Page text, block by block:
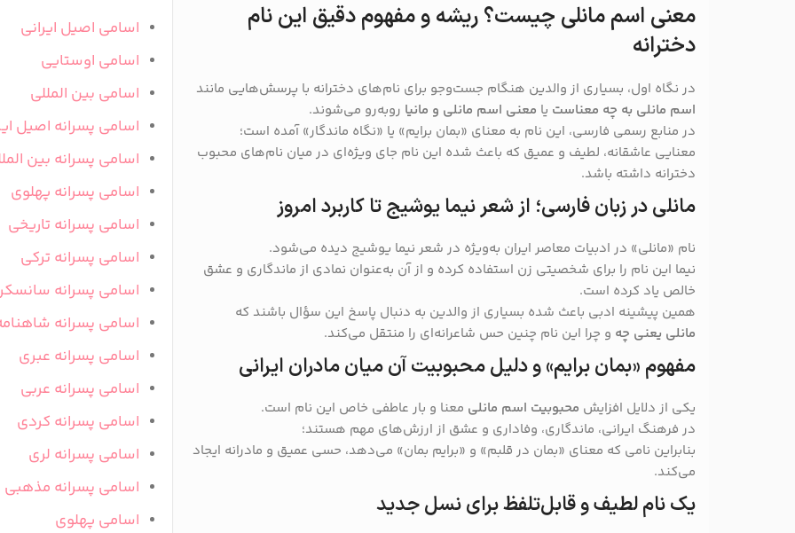
معنی اسم مانلی چیست؟ ریشه و مفهوم دقیق این نام
دخترانه
در نگاه اول، بسیاری از والدین هنگام جست‌وجو برای نام‌های دخترانه با پرسش‌هایی مانند
اسم مانلی به چه معناست یا معنی اسم مانلی و مانیا روبه‌رو می‌شوند.
در منابع رسمی فارسی، این نام به معنای «بمان برایم» یا «نگاه ماندگار» آمده است؛
معنایی عاشقانه، لطیف و عمیق که باعث شده این نام جای ویژه‌ای در میان نام‌های محبوب
دخترانه داشته باشد.
مانلی در زبان فارسی؛ از شعر نیما یوشیج تا کاربرد امروز
نام «مانلی» در ادبیات معاصر ایران به‌ویژه در شعر نیما یوشیج دیده می‌شود.
نیما این نام را برای شخصیتی زن استفاده کرده و از آن به‌عنوان نمادی از ماندگاری و عشق
خالص یاد کرده است.
همین پیشینه ادبی باعث شده بسیاری از والدین به دنبال پاسخ این سؤال باشند که
مانلی یعنی چه و چرا این نام چنین حس شاعرانه‌ای را منتقل می‌کند.
مفهوم «بمان برایم» و دلیل محبوبیت آن میان مادران ایرانی
یکی از دلایل افزایش محبوبیت اسم مانلی معنا و بار عاطفی خاص این نام است.
در فرهنگ ایرانی، ماندگاری، وفاداری و عشق از ارزش‌های مهم هستند؛
بنابراین نامی که معنای «بمان در قلبم» و «برایم بمان» می‌دهد، حسی عمیق و مادرانه ایجاد
می‌کند.
یک نام لطیف و قابل‌تلفظ برای نسل جدید
اسامی اصیل ایرانی
اسامی اوستایی
اسامی بین المللی
اسامی پسرانه اصیل
اسامی پسرانه بین
اسامی پسرانه پهلوی
اسامی پسرانه تاریخی
اسامی پسرانه ترکی
اسامی پسرانه
اسامی پسرانه
اسامی پسرانه عبری
اسامی پسرانه عربی
اسامی پسرانه کردی
اسامی پسرانه لری
اسامی پسرانه مذهبی
اسامی پهلوی